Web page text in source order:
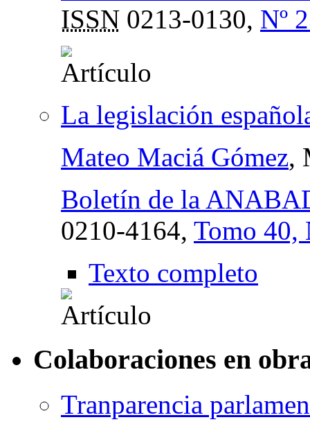
ISSN 0213-0130, Nº
La legislación
Mateo Maciá Gómez,
Boletín de la
0210-4164, Tomo 40,
Texto completo
Colaboraciones en
Tranparencia